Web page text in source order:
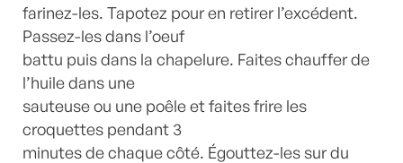
farinez-les. Tapotez pour en retirer l’excédent.
Passez-les dans l’oeuf
battu puis dans la chapelure. Faites chauffer de
l’huile dans une
sauteuse ou une poêle et faites frire les
croquettes pendant 3
minutes de chaque côté. Égouttez-les sur du